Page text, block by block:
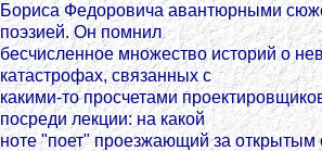
Бориса Федоровича авантюрными
поэзией. Он помнил
бесчисленное множество историй о
катастрофах, связанных с
какими-то просчетами
посреди лекции: на какой
ноте "поет" проезжающий за открытым